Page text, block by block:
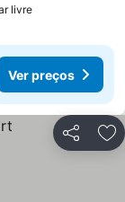
livreVer preços
Ver preços
Partilhar